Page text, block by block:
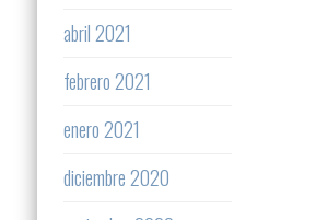
abril 2021
febrero 2021
enero 2021
diciembre 2020